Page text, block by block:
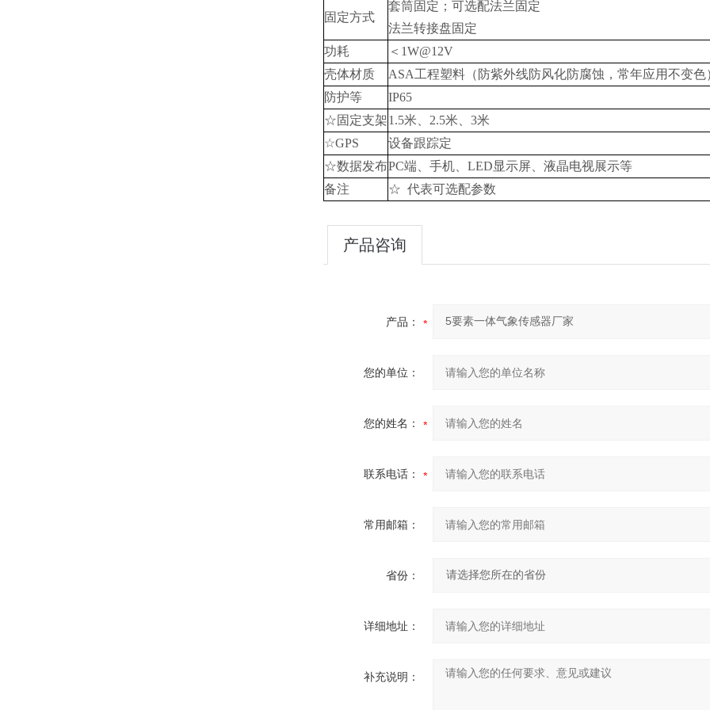
固定方式
套筒固定； 可选配法兰固定
法兰转接盘固定
功耗
＜1W@12V
壳体材质
ASA工程塑料（防紫外线防风化防腐蚀，常年应用不变色
防护等
IP65
☆固定支架1.5米、 2.5米
3米
☆GPS
设备跟踪定
☆数据发布PC端、手机、LED显示屏、液晶电视展示等
备注
☆ 代表可选配参数
产品咨询
产品：
您的单位：
您的姓名：
联系电话：
常用邮箱：
省份：
详细地址：
补充说明：